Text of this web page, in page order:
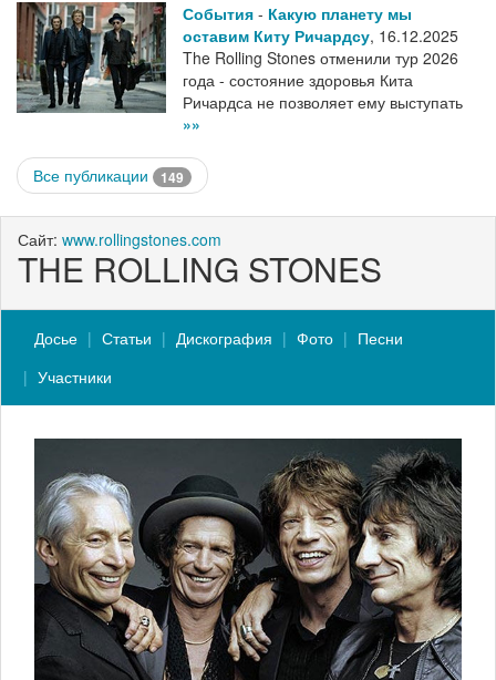
События - Какую планету мы
оставим Киту Ричардсу, 16.12.2025
The Rolling Stones отменили тур 2026
года - состояние здоровья Кита
Ричардса не позволяет ему выступать
»»
Все публикации 149
Сайт: www.rollingstones.com
THE ROLLING STONES
Досье Статьи Дискография Фото
Песни
Участники